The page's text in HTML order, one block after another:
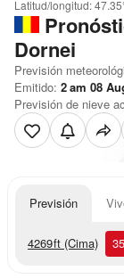
Latitud/longitud:
Dornei
Previsión
Emitido: 2 am 08
Previsión de nieve
Previsión
4269ft (Cima)